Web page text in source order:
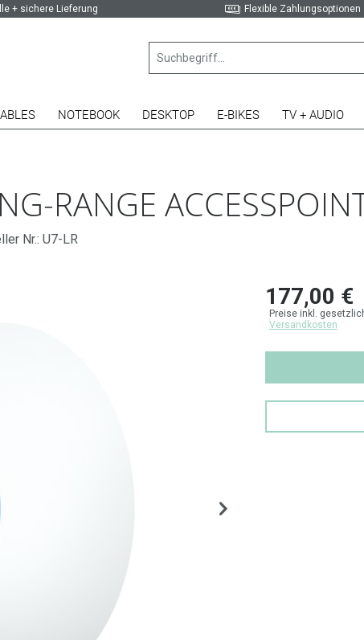
+ sichere Lieferung Flexible Zahlungsoptionen
NOTEBOOK DESKTOP E-BIKES TV + AUDIO
RANGE
Nr.: U7-LR
177,00 €
Preise inkl.
Versandkosten